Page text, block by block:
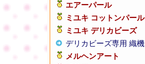
エアーパール
ミユキ コットンパール
ミユキ デリカビーズ
デリカビーズ専用 織機
メルヘンアート